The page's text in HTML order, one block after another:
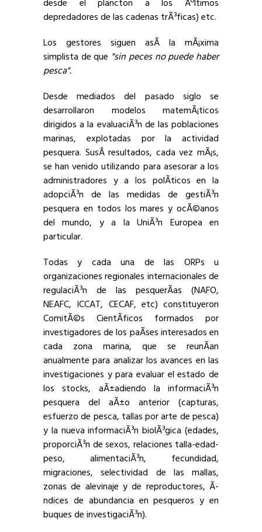
depredadores de las cadenas trÃ³ficas) etc.
Los gestores siguen asÃ­ la mÃ¡xima
simplista de que "sin peces no puede haber
pesca".
Desde mediados del pasado siglo se
desarrollaron modelos matemÃ¡ticos
dirigidos a la evaluaciÃ³n de las poblaciones
marinas, explotadas por la actividad
pesquera. SusÂ resultados, cada vez mÃ¡s,
se han venido utilizando para asesorar a los
administradores y a los polÃ­ticos en la
adopciÃ³n de las medidas de gestiÃ³n
pesquera en todos los mares y ocÃ©anos
del mundo, y a la UniÃ³n Europea en
particular.
Todas y cada una de las ORPs u
organizaciones regionales internacionales de
regulaciÃ³n de las pesquerÃ­as (NAFO,
NEAFC, ICCAT, CECAF, etc) constituyeron
ComitÃ©s CientÃ­ficos formados por
investigadores de los paÃ­ses interesados en
cada zona marina, que se reunÃ­an
anualmente para analizar los avances en las
investigaciones y para evaluar el estado de
los stocks, aÃ±adiendo la informaciÃ³n
pesquera del aÃ±o anterior (capturas,
esfuerzo de pesca, tallas por arte de pesca)
y la nueva informaciÃ³n biolÃ³gica (edades,
proporciÃ³n de sexos, relaciones talla-edad-
peso, alimentaciÃ³n, fecundidad,
migraciones, selectividad de las mallas,
zonas de alevinaje y de reproductores, Ã­
ndices de abundancia en pesqueros y en
buques de investigaciÃ³n).